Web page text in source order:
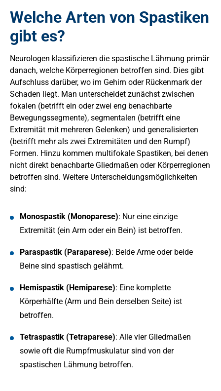
Welche Arten von Spastiken
gibt es?
Neurologen klassifizieren die spastische Lähmung primär
danach, welche Körperregionen betroffen sind. Dies gibt
Aufschluss darüber, wo im Gehirn oder Rückenmark der
Schaden liegt. Man unterscheidet zunächst zwischen
fokalen (betrifft ein oder zwei eng benachbarte
Bewegungssegmente), segmentalen (betrifft eine
Extremität mit mehreren Gelenken) und generalisierten
(betrifft mehr als zwei Extremitäten und den Rumpf)
Formen. Hinzu kommen multifokale Spastiken, bei denen
nicht direkt benachbarte Gliedmaßen oder Körperregionen
betroffen sind. Weitere Unterscheidungsmöglichkeiten
sind:
Monospastik (Monoparese): Nur eine einzige
Extremität (ein Arm oder ein Bein) ist betroffen.
Paraspastik (Paraparese): Beide Arme oder beide
Beine sind spastisch gelähmt.
Hemispastik (Hemiparese): Eine komplette
Körperhälfte (Arm und Bein derselben Seite) ist
betroffen.
Tetraspastik (Tetraparese): Alle vier Gliedmaßen
sowie oft die Rumpfmuskulatur sind von der
spastischen Lähmung betroffen.